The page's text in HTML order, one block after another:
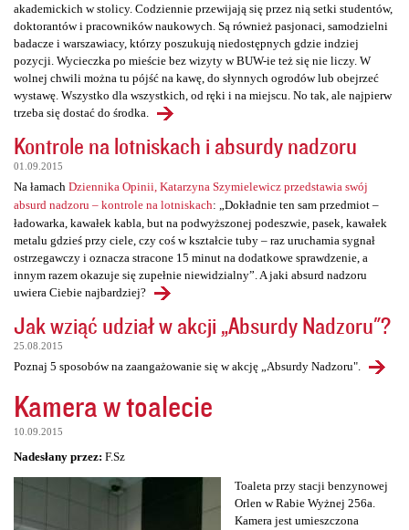
akademickich w stolicy. Codziennie przewijają się przez nią setki studentów,
doktorantów i pracowników naukowych. Są również pasjonaci, samodzielni
badacze i warszawiacy, którzy poszukują niedostępnych gdzie indziej
pozycji. Wycieczka po mieście bez wizyty w BUW-ie też się nie liczy. W
wolnej chwili można tu pójść na kawę, do słynnych ogrodów lub obejrzeć
wystawę. Wszystko dla wszystkich, od ręki i na miejscu. No tak, ale najpierw
trzeba się dostać do środka.
Kontrole na lotniskach i absurdy nadzoru
01.09.2015
Na łamach Dziennika Opinii, Katarzyna Szymielewicz przedstawia swój
absurd nadzoru – kontrole na lotniskach: „Dokładnie ten sam przedmiot –
ładowarka, kawałek kabla, but na podwyższonej podeszwie, pasek, kawałek
metalu gdzieś przy ciele, czy coś w kształcie tuby – raz uruchamia sygnał
ostrzegawczy i oznacza stracone 15 minut na dodatkowe sprawdzenie, a
innym razem okazuje się zupełnie niewidzialny”. A jaki absurd nadzoru
uwiera Ciebie najbardziej?
Jak wziąć udział w akcji „Absurdy Nadzoru"?
25.08.2015
Poznaj 5 sposobów na zaangażowanie się w akcję „Absurdy Nadzoru".
Kamera w toalecie
10.09.2015
Nadesłany przez: F.Sz
Toaleta przy stacji benzynowej
Orlen w Rabie Wyżnej 256a.
Kamera jest umieszczona